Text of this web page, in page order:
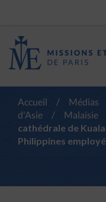
Accueil / Médias
d'Asie
/ Malaisie
cathédrale de
Philippines